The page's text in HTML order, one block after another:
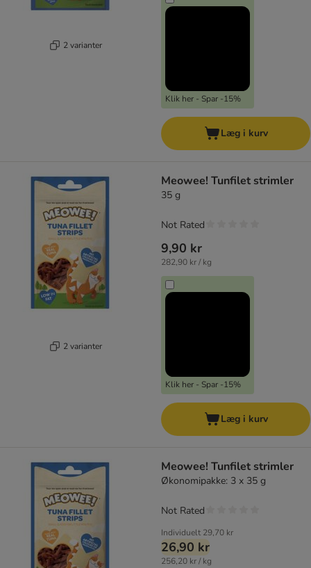
2 varianter
Klik her - Spar -15%
Læg i kurv
2 varianter
Meowee! Tunfilet strimler
35 g
9,90 kr
282,90 kr / kg
Klik her - Spar -15%
Not Rated
Læg i kurv
Meowee! Tunfilet strimler
Økonomipakke: 3 x 35 g
Individuelt 29,70 kr
26,90 kr
256,20 kr / kg
Not Rated